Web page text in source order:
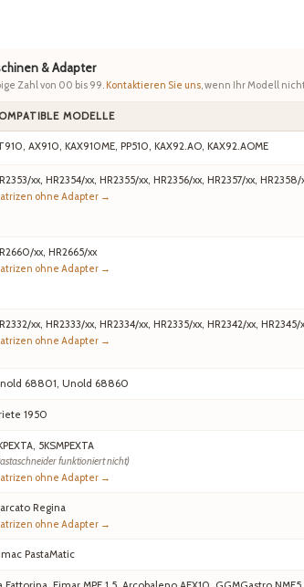
& Adapter
Zahl von 00 bis 99. Kontaktieren Sie uns, wenn Ihr Modell
MODELLE
AX910, KAX910ME, PP510, KAX92.AO, KAX92.AOME
xx, HR2354/xx, HR2355/xx, HR2356/xx, HR2357/xx,
ohne Adapter →
xx, HR2665/xx
ohne Adapter →
xx, HR2333/xx, HR2334/xx, HR2335/xx, HR2342/xx,
ohne Adapter →
68801, Unold 68860
1950
5KSMPEXTA
funktioniert nicht)
ohne Adapter →
Regina
ohne Adapter →
PastaMatic